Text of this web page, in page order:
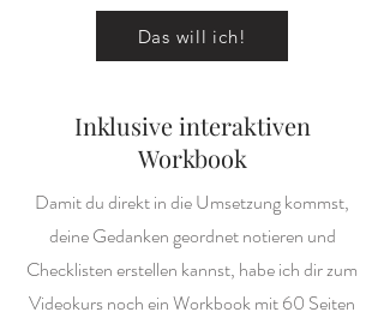
Das will ich!
Inklusive interaktiven
Workbook
Damit du direkt in die Umsetzung kommst,
deine Gedanken geordnet notieren und
Checklisten erstellen kannst, habe ich dir zum
Videokurs noch ein Workbook mit 60 Seiten